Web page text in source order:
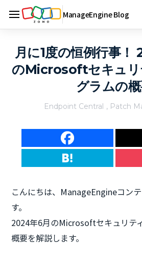
ManageEngine Blog
月に1度の恒例行事！
のMicrosoftセキュリ
グラムの
Endpoint Central , Patch
こんにちは、ManageEngineコン
す。
2024年6月のMicrosoftセキュリテ
概要を解説します。